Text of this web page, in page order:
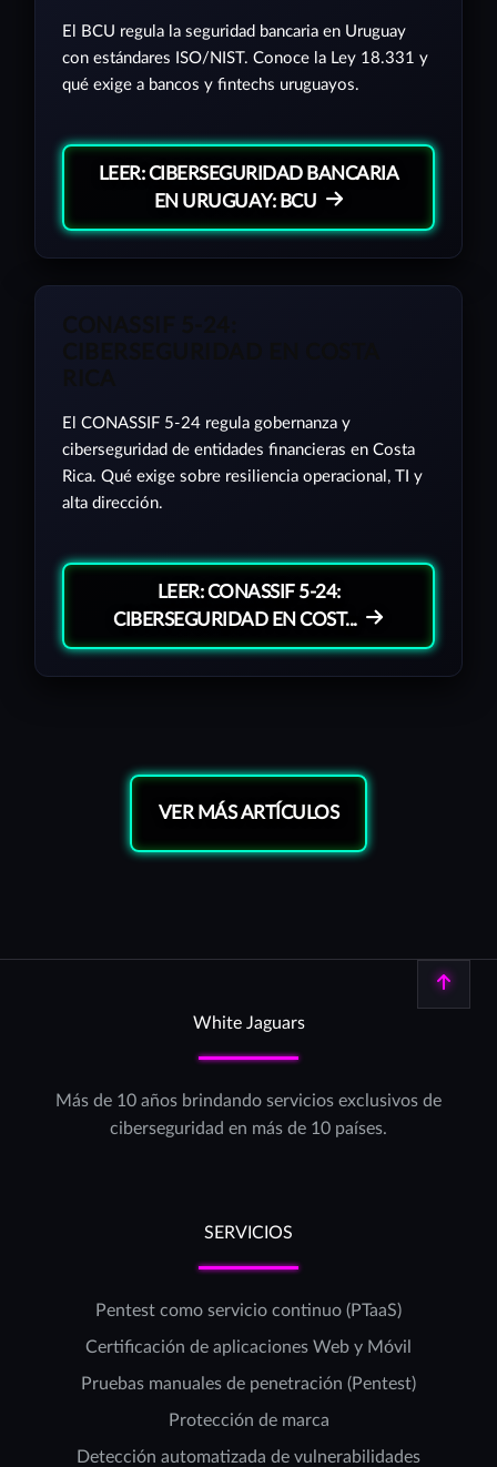
El BCU regula la seguridad bancaria en Uruguay
con estándares ISO/NIST. Conoce la Ley 18.331 y
qué exige a bancos y fintechs uruguayos.
LEER: CIBERSEGURIDAD BANCARIA
EN URUGUAY: BCU
El CONASSIF 5-24 regula gobernanza y
ciberseguridad de entidades financieras en Costa
Rica. Qué exige sobre resiliencia operacional, TI y
alta dirección.
LEER: CONASSIF 5-24:
CIBERSEGURIDAD EN COST...
VER MÁS ARTÍCULOS
White Jaguars
Más de 10 años brindando servicios exclusivos de
ciberseguridad en más de 10 países.
SERVICIOS
Pentest como servicio continuo (PTaaS)
Certificación de aplicaciones Web y Móvil
Pruebas manuales de penetración (Pentest)
Protección de marca
Detección automatizada de vulnerabilidades